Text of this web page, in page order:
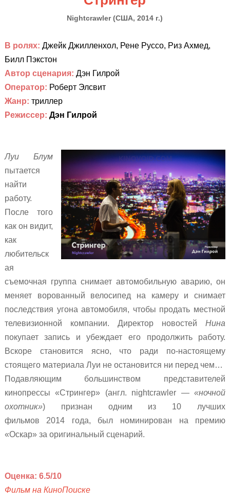
Nightcrawler(США, 2014 г.)
В ролях: Джейк Джилленхол, Рене Руссо, Риз Ахмед,
Билл Пэкстон
Автор сценария: Дэн Гилрой
Оператор: Роберт Элсвит
Жанр: триллер
Режиссер: Дэн Гилрой
Луи Блум
пытается
найти
работу.
После того
как он видит,
как
любительск
ая
съемочная группа снимает автомобильную аварию, он
меняет ворованный велосипед на камеру и снимает
последствия угона автомобиля, чтобы продать местной
телевизионной компании. Директор новостейНина
покупает запись и убеждает его продолжить работу.
Вскоре становится ясно, что ради по-настоящему
стоящего материала Луи не остановится ни перед чем…
Подавляющим большинством представителей
кинопрессы«Стрингер» (англ. nightcrawler —«ночной
охотник») признан одним из 10 лучших
фильмов 2014 года, был номинирован на премию
«Оскар» за оригинальный сценарий.
Оценка: 6.5/10
Фильм на КиноПоиске